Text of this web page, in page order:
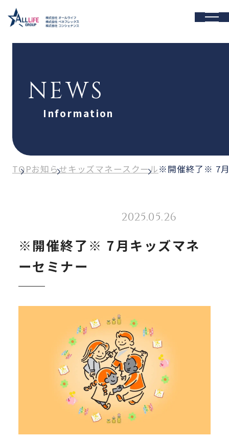
NEWS
Information
TOPお知らせキッズマネースクール※開催終了※ 7
2025.05.26
※開催終了※ 7月キッズマネ
ーセミナー